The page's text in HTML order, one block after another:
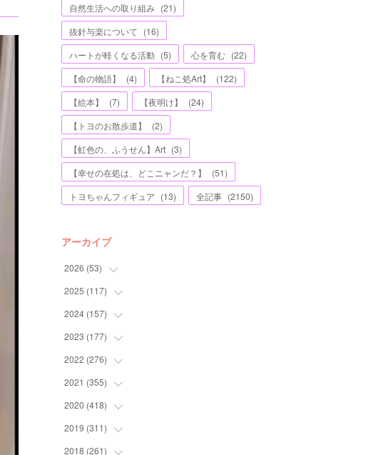
自然生活への取り組み (21)
抜針与楽について (16)
ハートが軽くなる活動 (5) 心を育む (22)
【命の物語】
(4) 【ねこ処Art】 (122)
【絵本】
(7) 【夜明け】 (24)
【トヨのお散歩道】
(2)
【虹色の、ふうせん】Art (3)
【幸せの在処は、どこニャンだ？】
(51)
トヨちゃんフィギュア (13) 全記事 (2150)
アーカイブ
2026 (53)
(1)
(5)
(7)
(11
(8)
(6)
(8)
( 7)
2025 (117)
(11
(12
(12
(13
(6)
(5)
(3)
2024 (157)
(13
(13
(10
(13
(11
(11
2023 (177)
(20
(10
(11
(13
(15
2022 (276)
(17
(16
(21
(21
2021 (355)
(19
(12
(16
2020 (418)
(44
(59
2019 (311)
(25
2018 (261)